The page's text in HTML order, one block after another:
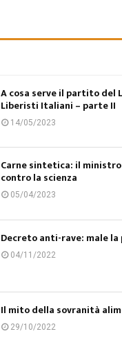
A cosa serve il partito del
Liberisti Italiani – parte II
14/05/2023
Carne sintetica: il
contro la scienza
05/04/2023
Decreto anti-rave: male la
04/11/2022
Il mito della sovranità
29/10/2022